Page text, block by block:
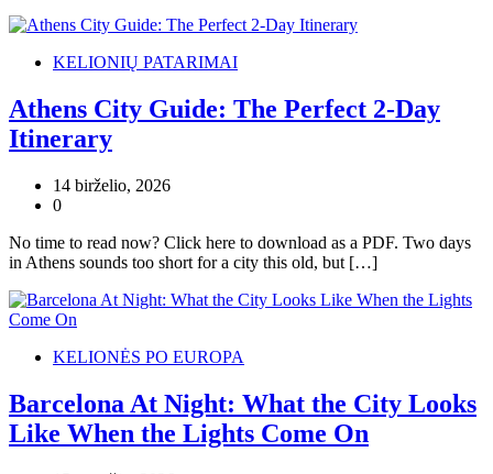
KELIONIŲ PATARIMAI
Athens City Guide: The Perfect 2-Day
Itinerary
14 birželio, 2026
0
No time to read now? Click here to download as a PDF. Two days
in Athens sounds too short for a city this old, but […]
KELIONĖS PO EUROPA
Barcelona At Night: What the City Looks
Like When the Lights Come On